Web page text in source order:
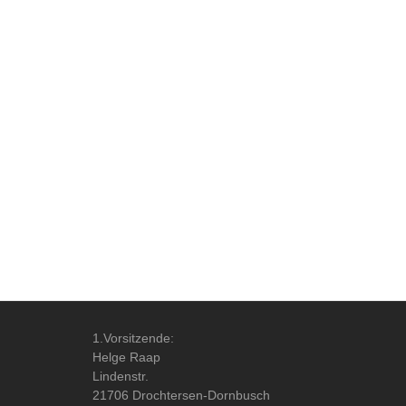
1.Vorsitzende:
Helge Raap
Lindenstr.
21706 Drochtersen-Dornbusch